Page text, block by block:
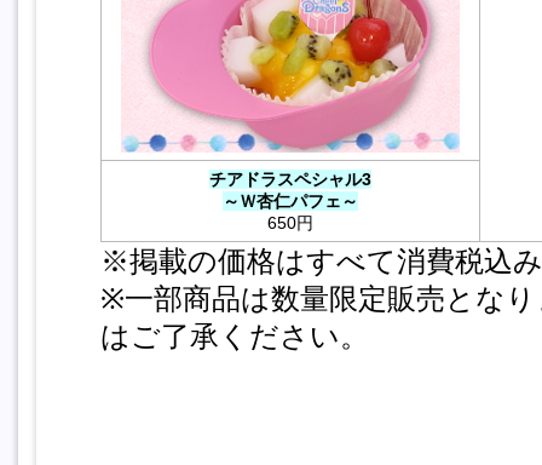
チアドラスペシャル3
～Ｗ杏仁パフェ～
650円
※掲載の価格はすべて消費税込
※一部商品は数量限定販売とな
はご了承ください。